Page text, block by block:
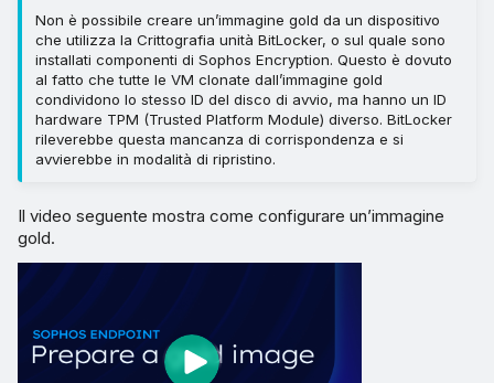
Non è possibile creare un’immagine gold da un dispositivo
che utilizza la Crittografia unità BitLocker, o sul quale sono
installati componenti di Sophos Encryption. Questo è dovuto
al fatto che tutte le VM clonate dall’immagine gold
condividono lo stesso ID del disco di avvio, ma hanno un ID
hardware TPM (Trusted Platform Module) diverso. BitLocker
rileverebbe questa mancanza di corrispondenza e si
avvierebbe in modalità di ripristino.
Il video seguente mostra come configurare un’immagine
gold.